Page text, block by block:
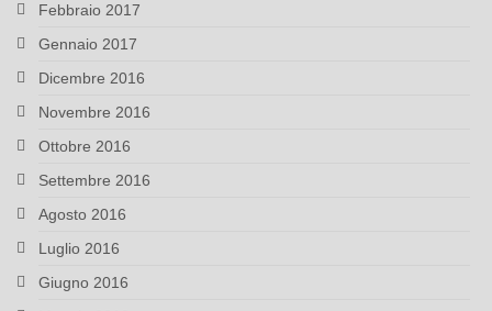
Febbraio 2017
Gennaio 2017
Dicembre 2016
Novembre 2016
Ottobre 2016
Settembre 2016
Agosto 2016
Luglio 2016
Giugno 2016